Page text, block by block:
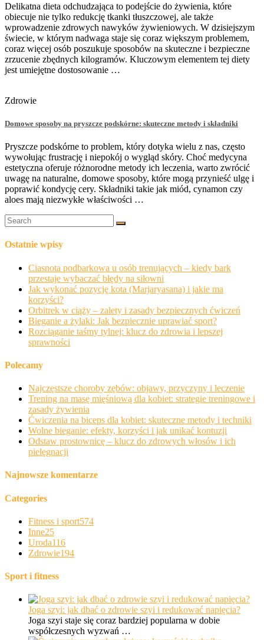
Delikatna dieta odchudzająca to podejście do żywienia, które
obiecuje nie tylko redukcję tkanki tłuszczowej, ale także
wprowadzenie zdrowych nawyków żywieniowych. W dzisiejszym
świecie, w którym nadwaga staje się coraz większym problemem,
coraz więcej osób poszukuje sposobów na skuteczne i bezpieczne
zrzucenie zbędnych kilogramów. Kluczowym elementem tej diety
jest umiejętne dostosowanie …
Zdrowie
Domowe sposoby na pryszcze podskórne: skuteczne metody i składniki
Pryszcze podskórne to problem, który dotyka wielu z nas, często
wywołując frustrację i niepokój o wygląd skóry. Choć medycyna
estetyczna oferuje różnorodne metody ich leczenia, warto zwrócić
uwagę na naturalne, domowe sposoby, które mogą przynieść ulgę i
poprawić kondycję cery. Składniki takie jak miód, cynamon czy
aloes mają niezwykłe właściwości …
Ostatnie wpisy
Ciasnota podbarkowa u osób trenujących – kiedy bark
przestaje wybaczać błędy na siłowni
Jak wykonać pozycję kota (Marjaryasana) i jakie ma
korzyści?
Orbitrek w ciąży – zalety i zasady bezpiecznych ćwiczeń
Bieganie a żylaki: Jak bezpiecznie uprawiać sport?
Rozciąganie taśmy tylnej: klucz do zdrowia i lepszej
sprawności
Polecamy
Najczęstsze choroby zębów: objawy, przyczyny i leczenie
Trening na masę mięśniową dla kobiet: strategie treningowe i
zasady żywienia
Ćwiczenia na biceps dla kobiet: skuteczne metody i techniki
Wolne bieganie: efekty, korzyści i jak unikać kontuzji
Odstaw prostownicę – klucz do zdrowych włosów i ich
pielęgnacji
Najnowsze komentarze
Categories
Fitness i sport574
Inne25
Uroda116
Zdrowie194
Sport i fitness
Joga szyi: jak dbać o zdrowie szyi i redukować napięcia?
Joga szyi staje się coraz bardziej popularna w dobie
współczesnych wyzwań …